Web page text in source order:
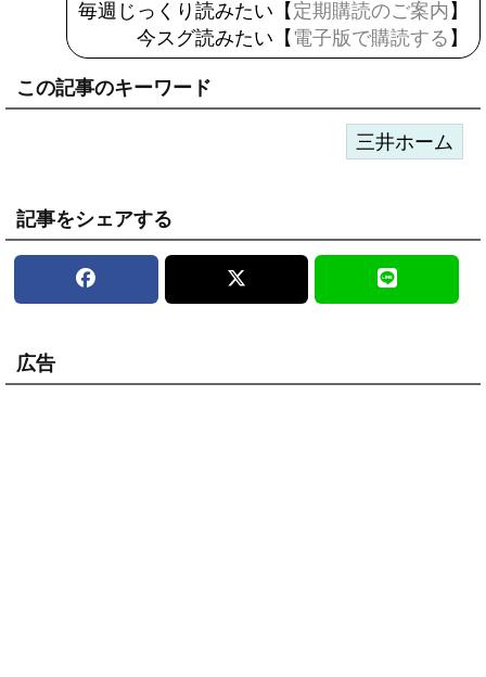
毎週じっくり読みたい【 定期購読のご案内 】
今スグ読みたい【 電子版で購読する 】
この記事のキーワード
三井ホーム
記事をシェアする
広告